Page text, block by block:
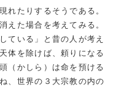
れたりするそうである。
えた場合を考えてみる。
ている」と昔の人が考え
体を除けば、頼りになる
（かしら）は命を預ける
、世界の３大宗教の内の